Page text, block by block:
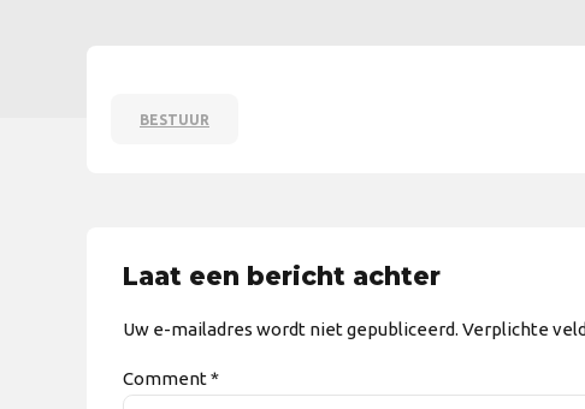
BESTUUR
Laat een bericht achter
Uw e-mailadres wordt niet gepubliceerd. Verplichte
Comment*